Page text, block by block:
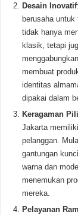
Desain Inovatif
berusaha
tidak hanya
klasik, tetapi
membuat
identitas
dipakai dalam
Keragaman
Jakarta
pelanggan.
gantungan
warna dan
menemukan
mereka.
Pelayanan